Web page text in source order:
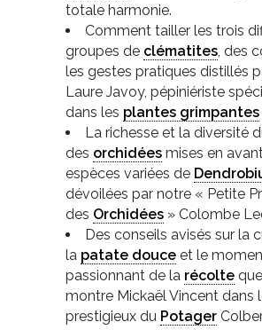
totale harmonie.
Comment tailler les trois
groupes de clématites, des
les gestes pratiques distillés
Laure Javoy, pépiniériste
dans les plantes grimpantes
La richesse et la diversité
des orchidées mises en
espèces variées de
dévoilées par notre « Petite
des Orchidées » Colombe
Des conseils avisés sur la
la patate douce et le
passionnant de la récolte
montre Mickaël Vincent dans
prestigieux du Potager